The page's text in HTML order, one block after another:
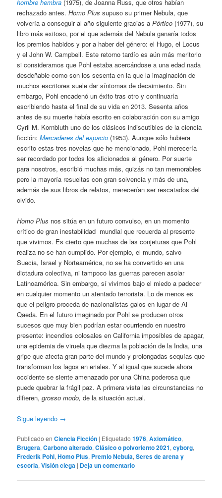
hombre hembra (1975), de Joanna Russ, que otros habían
rechazado antes.Homo Plus supuso su primer Nebula, que
volvería a conseguir al año siguiente gracias aPórtico (1977), su
libro más exitoso, por el que además del Nebula ganaría todos
los premios habidos y por a haber del género: el Hugo, el Locus
y el John W. Campbell. Este retorno tardío es aún más meritorio
si consideramos que Pohl estaba acercándose a una edad nada
desdeñable como son los sesenta en la que la imaginación de
muchos escritores suele dar síntomas de decaimiento. Sin
embargo, Pohl encadenó un éxito tras otro y continuaría
escribiendo hasta el final de su vida en 2013. Sesenta años
antes de su muerte había escrito en colaboración con su amigo
Cyril M. Kornbluth uno de los clásicos indiscutibles de la ciencia
ficción:Mercaderes del espacio (1953). Aunque sólo hubiera
escrito estas tres novelas que he mencionado, Pohl merecería
ser recordado por todos los aficionados al género. Por suerte
para nosotros, escribió muchas más, quizás no tan memorables
pero la mayoría resueltas con gran solvencia y más de una,
además de sus libros de relatos, merecerían ser rescatados del
olvido.
Homo Plus nos sitúa en un futuro convulso, en un momento
crítico de gran inestabilidad mundial que recuerda al presente
que vivimos. Es cierto que muchas de las conjeturas que Pohl
realiza no se han cumplido. Por ejemplo, el mundo, salvo
Suecia, Israel y Norteamérica, no se ha convertido en una
dictadura colectiva, ni tampoco las guerras parecen asolar
Latinoamérica. Sin embargo, sí vivimos bajo el miedo a padecer
en cualquier momento un atentado terrorista. Lo de menos es
que el peligro proceda de nacionalistas galos en lugar de Al
Qaeda. En el futuro imaginado por Pohl se producen otros
sucesos que muy bien podrían estar ocurriendo en nuestro
presente: incendios colosales en California imposibles de apagar,
una epidemia de viruela que diezma la población de la India, una
gripe que afecta gran parte del mundo y prolongadas sequías que
transforman los lagos en eriales. Y al igual que sucede ahora
occidente se siente amenazado por una China poderosa que
puede quebrar la frágil paz. A primera vista las circunstancias no
difieren,grosso modo, de la situación actual.
Sigue leyendo →
Publicado en Ciencia Ficción | Etiquetado 1976,Axiomático,
Brugera,Carbono alterado,Clásico o polvoriento 2021,cyborg,
Frederik Pohl,Homo Plus, Premio Nebula,Seres de arena y
escoria,Visión ciega | Deja un comentario